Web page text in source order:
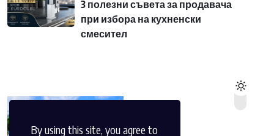
By using this site, you agree to
3 полезни съвета за продавача
при избора на кухненски
смесител